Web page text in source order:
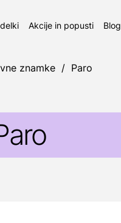
Akcije in popusti Blog
znamke / Paro